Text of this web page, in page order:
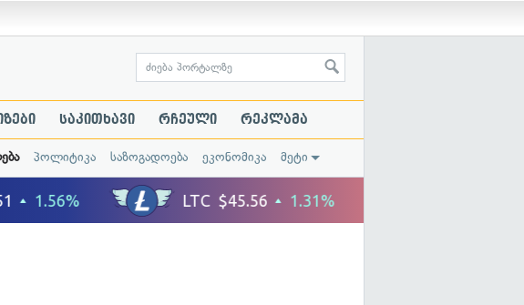
საკითხავი რჩეული რეკლამა
პოლიტიკა საზოგადოება ეკონომიკა მეტი